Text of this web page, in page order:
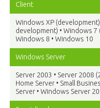
Client
Windows XP
development) • Windows 7
Windows 8 • Windows 10
Windows Server
Server 2003 • Server 2008
Home Server • Small
Server • Windows Server